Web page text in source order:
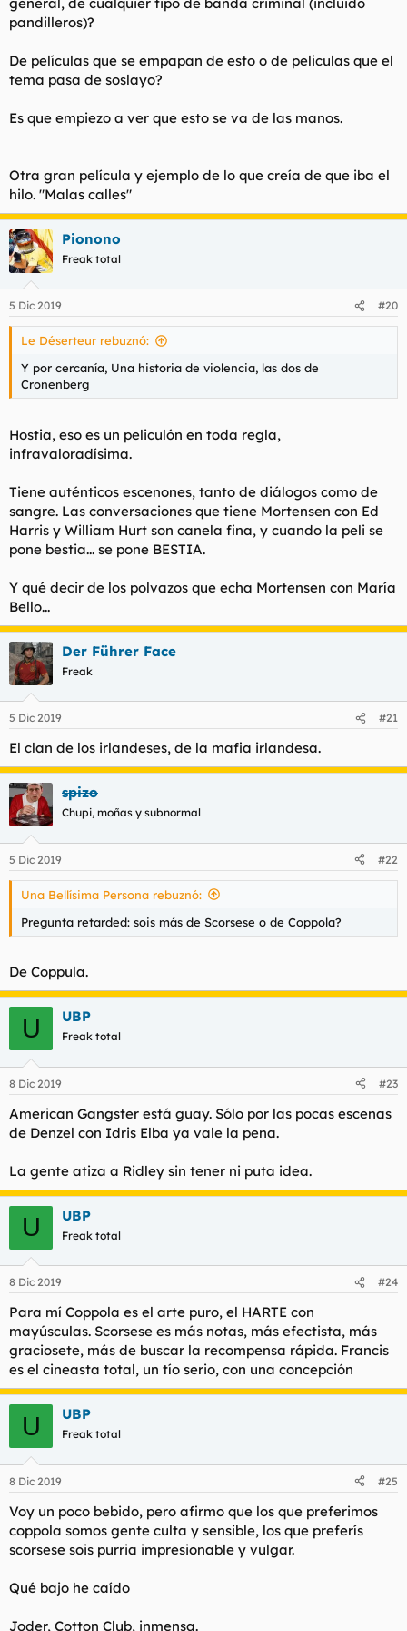
pandilleros)?
De películas que se empapan de esto o de peliculas que el
tema pasa de soslayo?
Es que empiezo a ver que esto se va de las manos.
Otra gran película y ejemplo de lo que creía de que iba el
hilo. "Malas calles"
Pionono
Freak total
5 Dic 2019 #20
Le Déserteur rebuznó:
Y por cercanía, Una historia de violencia, las dos de
Cronenberg
Hostia, eso es un peliculón en toda regla,
infravaloradísima.
Tiene auténticos escenones, tanto de diálogos como de
sangre. Las conversaciones que tiene Mortensen con Ed
Harris y William Hurt son canela fina, y cuando la peli se
pone bestia... se pone BESTIA.
Y qué decir de los polvazos que echa Mortensen con María
Bello...
Der Führer Face
Freak
5 Dic 2019 #21
El clan de los irlandeses, de la mafia irlandesa.
spizo
Chupi, moñas y subnormal
5 Dic 2019 #22
Una Bellísima Persona rebuznó:
Pregunta retarded: sois más de Scorsese o de Coppola?
De Coppula.
U UBP
Freak total
8 Dic 2019 #23
American Gangster está guay. Sólo por las pocas escenas
de Denzel con Idris Elba ya vale la pena.
La gente atiza a Ridley sin tener ni puta idea.
U UBP
Freak total
8 Dic 2019 #24
Para mí Coppola es el arte puro, el HARTE con
mayúsculas. Scorsese es más notas, más efectista, más
graciosete, más de buscar la recompensa rápida. Francis
es el cineasta total, un tío serio, con una concepción
U UBP
Freak total
8 Dic 2019 #25
Voy un poco bebido, pero afirmo que los que preferimos
coppola somos gente culta y sensible, los que preferís
scorsese sois purria impresionable y vulgar.
Qué bajo he caído
Joder, Cotton Club, inmensa.